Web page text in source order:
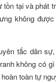
tồn tại và phát
không
tắc dân
không có
toàn tự